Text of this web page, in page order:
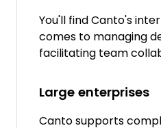
You'll find Canto's
comes to managing
facilitating team
Large enterprises
Canto supports